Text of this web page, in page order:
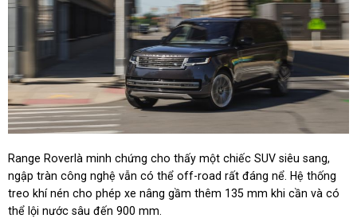
Range Roverlà minh chứng cho thấy một chiếc SUV siêu sang,
ngập tràn công nghệ vẫn có thể off-road rất đáng nể. Hệ thống
treo khí nén cho phép xe nâng gầm thêm 135 mm khi cần và có
thể lội nước sâu đến 900 mm.